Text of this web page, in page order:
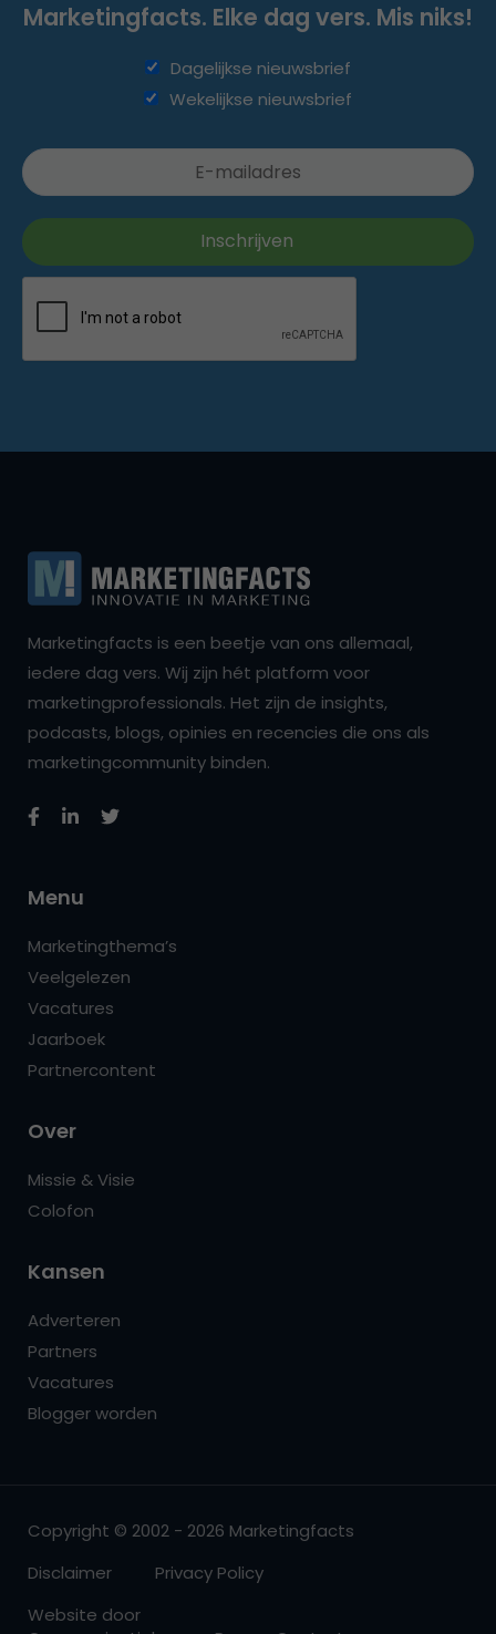
Marketingfacts. Elke dag vers. Mis niks!
Dagelijkse nieuwsbrief
Wekelijkse nieuwsbrief
Marketingfacts is een beetje van ons allemaal,
iedere dag vers. Wij zijn hét platform voor
marketingprofessionals. Het zijn de insights,
podcasts, blogs, opinies en recencies die ons als
marketingcommunity binden.
Menu
Marketingthema’s
Veelgelezen
Vacatures
Jaarboek
Partnercontent
Over
Missie & Visie
Colofon
Kansen
Adverteren
Partners
Vacatures
Blogger worden
Copyright © 2002 - 2026 Marketingfacts
Disclaimer
Privacy Policy
Website door